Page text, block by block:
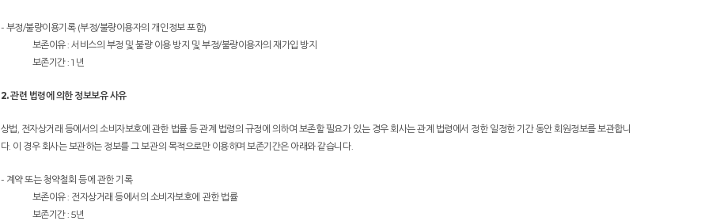
- 부정/불량이용기록 (부정/불량이용자의 개인정보 포함)
보존이유 : 서비스의 부정 및 불량 이용 방지 및 부정/불량이용자의 재가입 방지
보존기간 : 1 년
2. 관련 법령에 의한 정보보유 사유
상법, 전자상거래 등에서의 소비자보호에 관한 법률 등 관계 법령의 규정에 의하여 보존할 필요가 있는 경우 회사는 관계 법령에서 정한 일정한 기간 동안 회원정보를 보관합니
다. 이 경우 회사는 보관하는 정보를 그 보관의 목적으로만 이용하며 보존기간은 아래와 같습니다.
- 계약 또는 청약철회 등에 관한 기록
보존이유 : 전자상거래 등에서의 소비자보호에 관한 법률
보존기간 : 5년